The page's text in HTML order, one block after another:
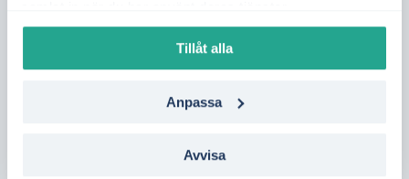
Tillåt alla
Anpassa
Avvisa
kvalitetskontrollerade installatörer för att se